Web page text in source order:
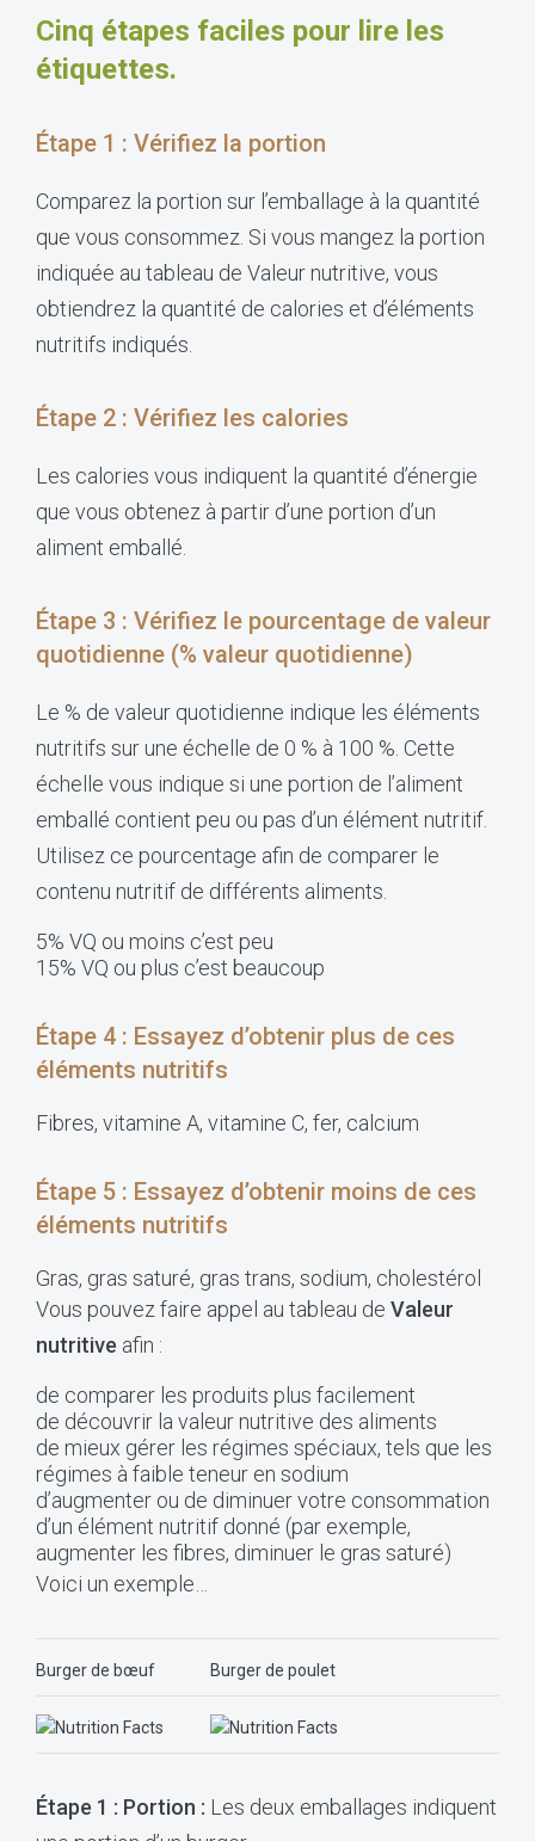
Cinq étapes faciles pour lire les
étiquettes.
Étape 1 : Vérifiez la portion
Comparez la portion sur l’emballage à la quantité
que vous consommez. Si vous mangez la portion
indiquée au tableau de Valeur nutritive, vous
obtiendrez la quantité de calories et d’éléments
nutritifs indiqués.
Étape 2 : Vérifiez les calories
Les calories vous indiquent la quantité d’énergie
que vous obtenez à partir d’une portion d’un
aliment emballé.
Étape 3 : Vérifiez le pourcentage de valeur
quotidienne (% valeur quotidienne)
Le % de valeur quotidienne indique les éléments
nutritifs sur une échelle de 0 % à 100 %. Cette
échelle vous indique si une portion de l’aliment
emballé contient peu ou pas d’un élément nutritif.
Utilisez ce pourcentage afin de comparer le
contenu nutritif de différents aliments.
5% VQ ou moins c’est peu
15% VQ ou plus c’est beaucoup
Étape 4 : Essayez d’obtenir plus de ces
éléments nutritifs
Fibres, vitamine A, vitamine C, fer, calcium
Étape 5 : Essayez d’obtenir moins de ces
éléments nutritifs
Gras, gras saturé, gras trans, sodium, cholestérol
Vous pouvez faire appel au tableau de Valeur
nutritive afin :
de comparer les produits plus facilement
de découvrir la valeur nutritive des aliments
de mieux gérer les régimes spéciaux, tels que les
régimes à faible teneur en sodium
d’augmenter ou de diminuer votre consommation
d’un élément nutritif donné (par exemple,
augmenter les fibres, diminuer le gras saturé)
Voici un exemple…
Burger de bœuf Burger de poulet
Étape 1 : Portion : Les deux emballages indiquent